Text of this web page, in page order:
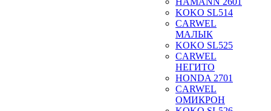
KOKO SL514
CARWEL
МАЛЫК
KOKO SL525
CARWEL
НЕГИТО
HONDA 2701
CARWEL
ОМИКРОН